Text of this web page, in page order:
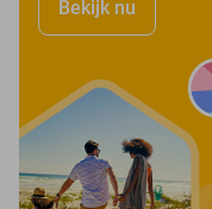
Bekijk nu